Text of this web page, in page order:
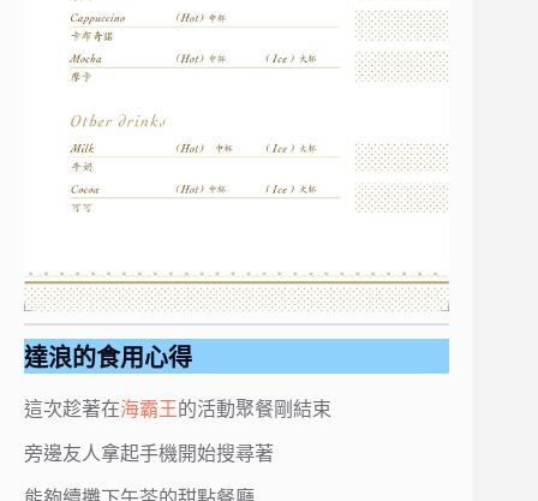
達浪的食用心得
這次趁著在海霸王的活動聚餐剛結束
旁邊友人拿起手機開始搜尋著